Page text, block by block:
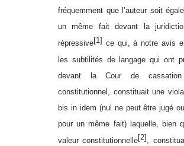
fréquemment que l’auteur soit
un même fait devant la
répressive[1] ce qui, à notre avis
les subtilités de langage qui ont
devant la Cour de
constitutionnel, constituait une
bis in idem (nul ne peut être jugé
pour un même fait) laquelle, bien
valeur constitutionnelle[2],